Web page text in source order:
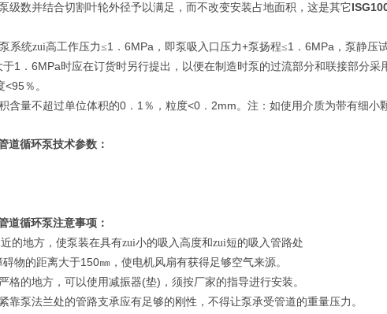
级数并结合切割叶轮外径予以满足，而不改变安装占地面积，这是其它
泵系统zui高工作压力≤1 ． 6MPa ，即泵吸入口压力+泵扬程≤1 ． 6MPa ，泵静压
于1 ． 6MPa时应在订货时另行提出，以便在制造时泵的过流部分和联接部分采
<95％。
含量不超过单位体积的0 ． 1 ％，粒度<0 ． 2mm。注：如使用介质为带有细小
道循环泵技术参数：
道循环泵注意事项：
的地方，使泵装在具有zui小的吸入高度和zui短的吸入管路处
物的距离大于150㎜，使电机风扇有获得足够空气来源。
格的地方，可以使用减振器(垫) ，须按厂家的指导进行安装。
靠泵法兰处的管路支承应有足够的刚性，不得让泵承受管道的重量压力。